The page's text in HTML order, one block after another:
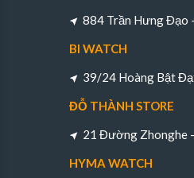
884 Trần Hưng Đạo
BI WATCH
39/24 Hoàng Bật
ĐỖ THÀNH STORE
21 Đường Zhonghe
HYMA WATCH